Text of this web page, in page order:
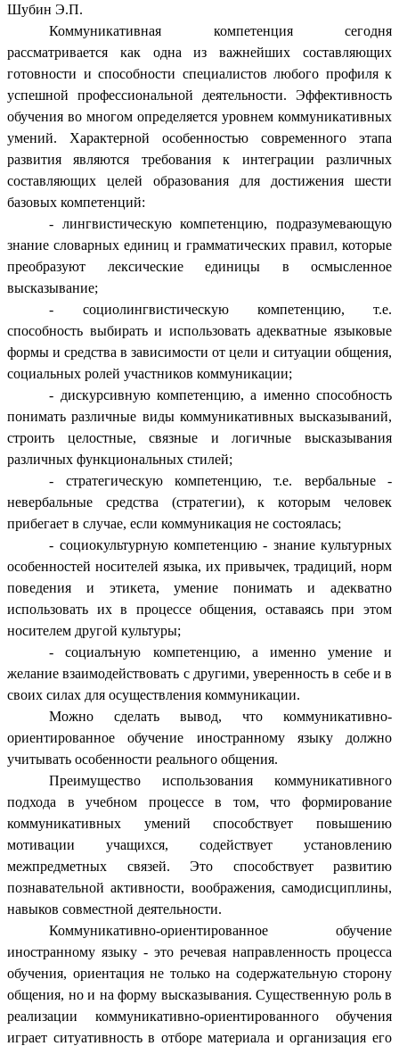
Шубин Э.П.
Коммуникативная компетенция сегодня
рассматривается как одна из важнейших составляющих
готовности и способности специалистов любого профиля к
успешной профессиональной деятельности. Эффективность
обучения во многом определяется уровнем коммуникативных
умений. Характерной особенностью современного этапа
развития являются требования к интеграции различных
составляющих целей образования для достижения шести
базовых компетенций:
- лингвистическую компетенцию, подразумевающую
знание словарных единиц и грамматических правил, которые
преобразуют лексические единицы в осмысленное
высказывание;
- социолингвистическую компетенцию, т.е.
способность выбирать и использовать адекватные языковые
формы и средства в зависимости от цели и ситуации общения,
социальных ролей участников коммуникации;
- дискурсивную компетенцию, а именно способность
понимать различные виды коммуникативных высказываний,
строить целостные, связные и логичные высказывания
различных функциональных стилей;
- стратегическую компетенцию, т.е. вербальные -
невербальные средства (стратегии), к которым человек
прибегает в случае, если коммуникация не состоялась;
- социокультурную компетенцию - знание культурных
особенностей носителей языка, их привычек, традиций, норм
поведения и этикета, умение понимать и адекватно
использовать их в процессе общения, оставаясь при этом
носителем другой культуры;
- социалъную компетенцию, а именно умение и
желание взаимодействовать с другими, уверенность в себе и в
своих силах для осуществления коммуникации.
Можно сделать вывод, что
коммуникативно-
ориентированное обучение иностранному языку должно
учитывать особенности реального общения.
Преимущество использования коммуникативного
подхода в учебном процессе в том, что формирование
коммуникативных умений способствует повышению
мотивации учащихся, содействует установлению
межпредметных связей. Это способствует развитию
познавательной активности, воображения, самодисциплины,
навыков совместной деятельности.
Коммуникативно-ориентированное обучение
иностранному языку - это речевая направленность процесса
обучения, ориентация не только на содержательную сторону
общения, но и на форму высказывания. Существенную роль в
реализации коммуникативно-ориентированного обучения
играет ситуативность в отборе материала и организация его